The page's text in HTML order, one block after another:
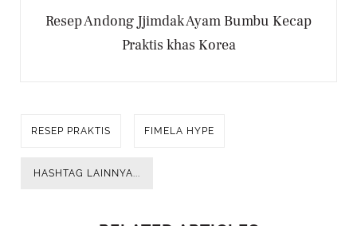
Resep Andong Jjimdak Ayam Bumbu Kecap
Praktis khas Korea
RESEP PRAKTIS FIMELA HYPE
HASHTAG LAINNYA...